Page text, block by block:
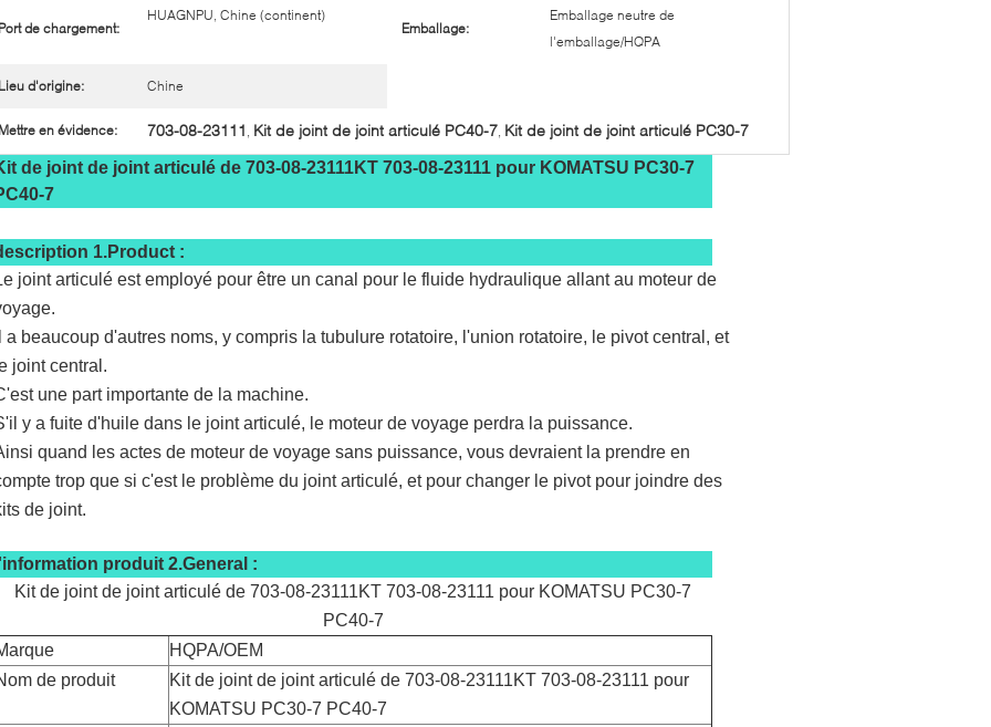
de chargement:
HUAGNPU, Chine (continent)
Emballage:
Emballage neutre de
l'emballage/HQPA
d'origine: Chine
en évidence: 703-08-23111 Kit de joint de joint articulé PC40-7 Kit de joint de joint articulé PC30-7
de joint de joint articulé de 703-08-23111KT 703-08-23111 pour KOMATSU PC30-7
7
1.Product :
joint articulé est employé pour être un canal pour le fluide hydraulique allant au moteur de
a beaucoup d'autres noms, y compris la tubulure rotatoire, l'union rotatoire, le pivot central, et
joint central.
une part importante de la machine.
y a fuite d'huile dans le joint articulé, le moteur de voyage perdra la puissance.
quand les actes de moteur de voyage sans puissance, vous devraient la prendre en
trop que si c'est le problème du joint articulé, et pour changer le pivot pour joindre des
de joint.
produit 2.General :
Kit de joint de joint articulé de 703-08-23111KT 703-08-23111 pour KOMATSU PC30-7
PC40-7
HQPA/OEM
de produit
Kit de joint de joint articulé de 703-08-23111KT 703-08-23111 pour
KOMATSU PC30-7 PC40-7